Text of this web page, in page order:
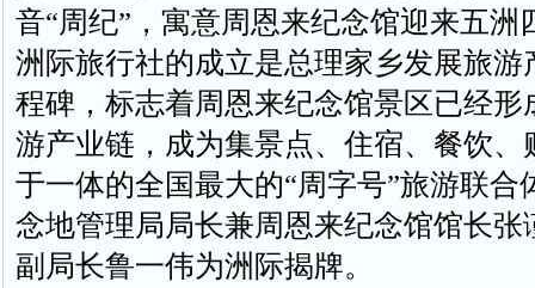
音“周纪”，寓意周恩来纪念馆迎来五洲
洲际旅行社的成立是总理家乡发展旅游
程碑，标志着周恩来纪念馆景区已经形
游产业链，成为集景点、住宿、餐饮、
于一体的全国最大的“周字号”旅游联合
念地管理局局长兼周恩来纪念馆馆长张
副局长鲁一伟为洲际揭牌。